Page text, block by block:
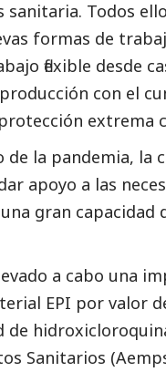
Todos
formas de
flexible desde
con el
extrema
de la pandemia, la
apoyo a las
gran capacidad
a cabo una
EPI por valor
Sanitarios